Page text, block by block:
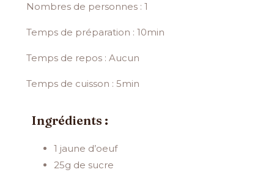
Nombres de personnes : 1
Temps de préparation : 10min
Temps de repos : Aucun
Temps de cuisson : 5min
Ingrédients :
1 jaune d’oeuf
25g de sucre